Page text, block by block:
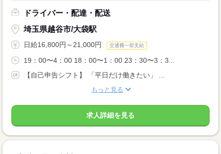
ドライバー・配達・配送
埼玉県越谷市/大袋駅
日給16,800円～21,000円 交通費一部支給
19：00〜4：00 18：00〜1：00 23：30〜3：3...
【自己申告シフト】 「平日だけ働きたい」 ...
もっと見る
求人詳細を見る